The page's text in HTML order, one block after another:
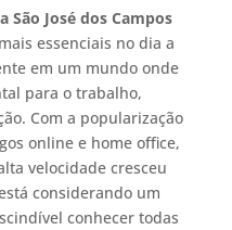
São José dos Campos
essenciais no dia a
em um mundo onde
para o trabalho,
Com a popularização
online e home office,
velocidade cresceu
considerando um
conhecer todas